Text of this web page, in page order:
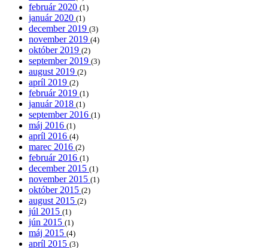
február 2020 (1)
január 2020 (1)
december 2019 (3)
november 2019 (4)
október 2019 (2)
september 2019 (3)
august 2019 (2)
apríl 2019 (2)
február 2019 (1)
január 2018 (1)
september 2016 (1)
máj 2016 (1)
apríl 2016 (4)
marec 2016 (2)
február 2016 (1)
december 2015 (1)
november 2015 (1)
október 2015 (2)
august 2015 (2)
júl 2015 (1)
jún 2015 (1)
máj 2015 (4)
apríl 2015 (3)